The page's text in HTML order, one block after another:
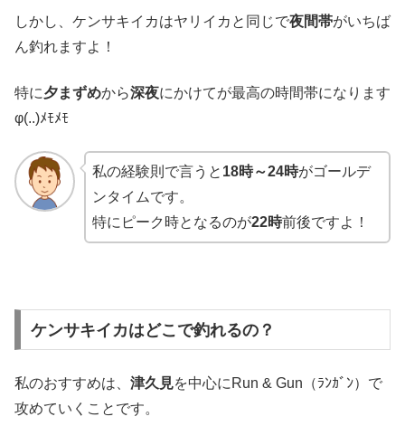
しかし、ケンサキイカはヤリイカと同じで夜間帯がいちば
ん釣れますよ！
特に夕まずめから深夜にかけてが最高の時間帯になります
φ(..)ﾒﾓﾒﾓ
私の経験則で言うと 18時～24時がゴールデ
ンタイムです。
特にピーク時となるのが22時前後ですよ！
ケンサキイカはどこで釣れるの？
私のおすすめは、 津久見を中心にRun & Gun（ﾗﾝｶﾞﾝ）で
攻めていくことです。